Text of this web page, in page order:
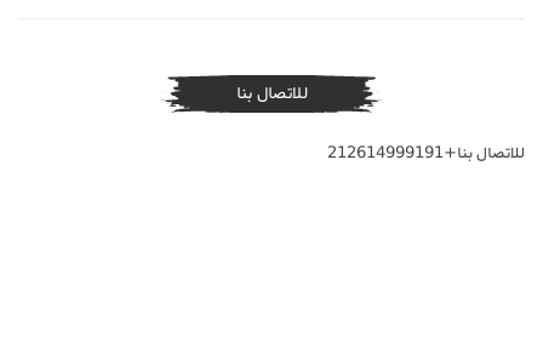
للاتصال بنا
للاتصال بنا+212614999191